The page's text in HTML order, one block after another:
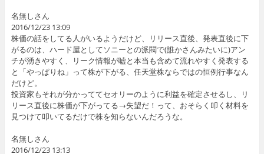
名無しさん
2016/12/23 13:09
株価の話をしてる人がいるようだけど、リリース直後、発表直後に下
がるのは、ハード屋としてソニーとの派閥で(誰かさんみたいに)アン
チが湧きやすく、リーク情報が嘘と本当も含めて流れやすく発表する
と「やっぱりね」って株が下がる、任天堂株ならではの恒例行事なん
だけど。
投資家もそれが分かっててセオリーのように利益を確定させるし、リ
リース直後に株価が下がってる→失望だ！って、おそらく叩く材料を
見つけて叩いてるだけで株を知らないんだろうな。
名無しさん
2016/12/23 13:13